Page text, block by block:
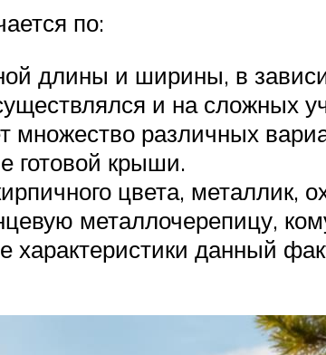
по:
длины и ширины, в
и на сложных
различных
готовой крыши.
цвета, металлик,
металлочерепицу,
данный